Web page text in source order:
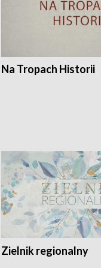
Na Tropach Historii
Zielnik regionalny